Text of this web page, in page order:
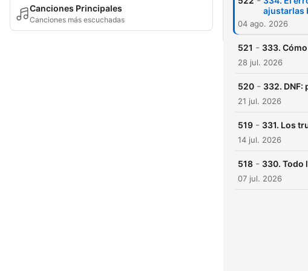
Canciones Principales
Canciones más escuchadas
ajustarlas
04 ago. 2026
521 - 333.
28 jul. 2026
520 - 332. DNF:
21 jul. 2026
519 - 331. Los
14 jul. 2026
518 - 330. Todo
07 jul. 2026